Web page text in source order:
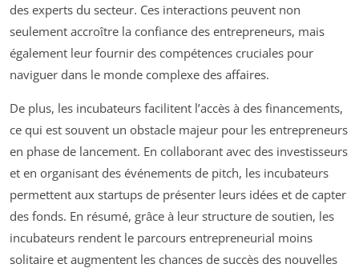
des experts du secteur. Ces interactions peuvent non
seulement accroître la confiance des entrepreneurs, mais
également leur fournir des compétences cruciales pour
naviguer dans le monde complexe des affaires.
De plus, les incubateurs facilitent l’accès à des financements,
ce qui est souvent un obstacle majeur pour les entrepreneurs
en phase de lancement. En collaborant avec des investisseurs
et en organisant des événements de pitch, les incubateurs
permettent aux startups de présenter leurs idées et de capter
des fonds. En résumé, grâce à leur structure de soutien, les
incubateurs rendent le parcours entrepreneurial moins
solitaire et augmentent les chances de succès des nouvelles